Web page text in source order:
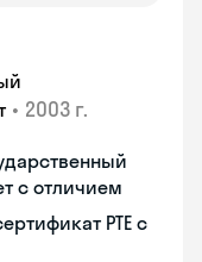
• 2003 г.
с отличием
PTE с